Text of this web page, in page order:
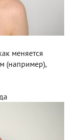
меняется
(например),